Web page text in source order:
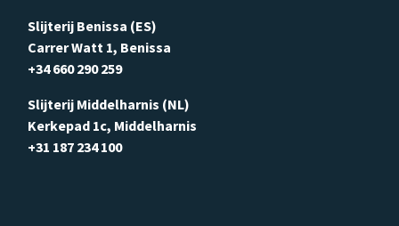
Slijterij Benissa (ES)
Carrer Watt 1, Benissa
+34 660 290 259
Slijterij Middelharnis (NL)
Kerkepad 1c, Middelharnis
+31 187 234 100